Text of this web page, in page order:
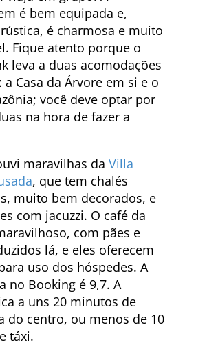
é bem equipada e,
é charmosa e muito
Fique atento porque o
leva a duas acomodações
Casa da Árvore em si e o
você deve optar por
na hora de fazer a
maravilhas da Villa
, que tem chalés
muito bem decorados, e
com jacuzzi. O café da
com pães e
lá, e eles oferecem
uso dos hóspedes. A
no Booking é 9,7. A
a uns 20 minutos de
do centro, ou menos de 10
táxi.